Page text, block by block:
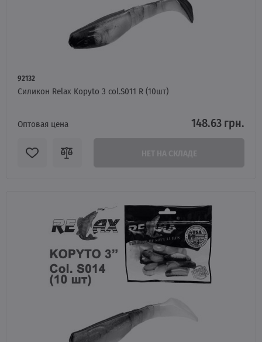
92132
Силикон Relax Kopyto 3 col.S011 R (10шт)
Оптовая цена 148.63 грн.